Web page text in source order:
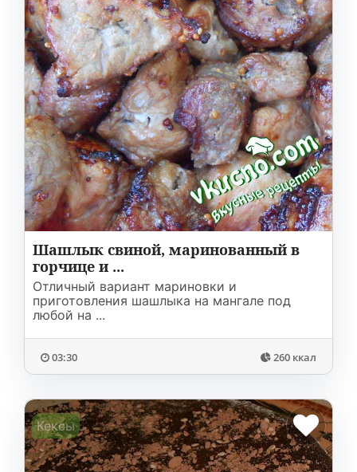
Шашлык свиной, маринованный в
горчице и ...
Отличный вариант мариновки и
приготовления шашлыка на мангале под
любой на ...
03:30 260 ккал
Кексы